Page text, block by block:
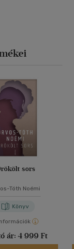
sors
Tóth Noémi
Könyv
ár: 4 999 Ft